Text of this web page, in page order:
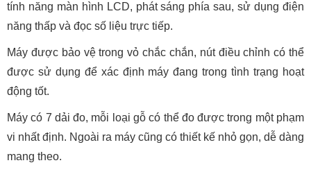
tính năng màn hình LCD, phát sáng phía sau, sử dụng điện
năng thấp và đọc số liệu trực tiếp.
Máy được bảo vệ trong vỏ chắc chắn, nút điều chỉnh có thể
được sử dụng để xác định máy đang trong tình trạng hoạt
động tốt.
Máy có 7 dải đo, mỗi loại gỗ có thể đo được trong một phạm
vi nhất định. Ngoài ra máy cũng có thiết kế nhỏ gọn, dễ dàng
mang theo.